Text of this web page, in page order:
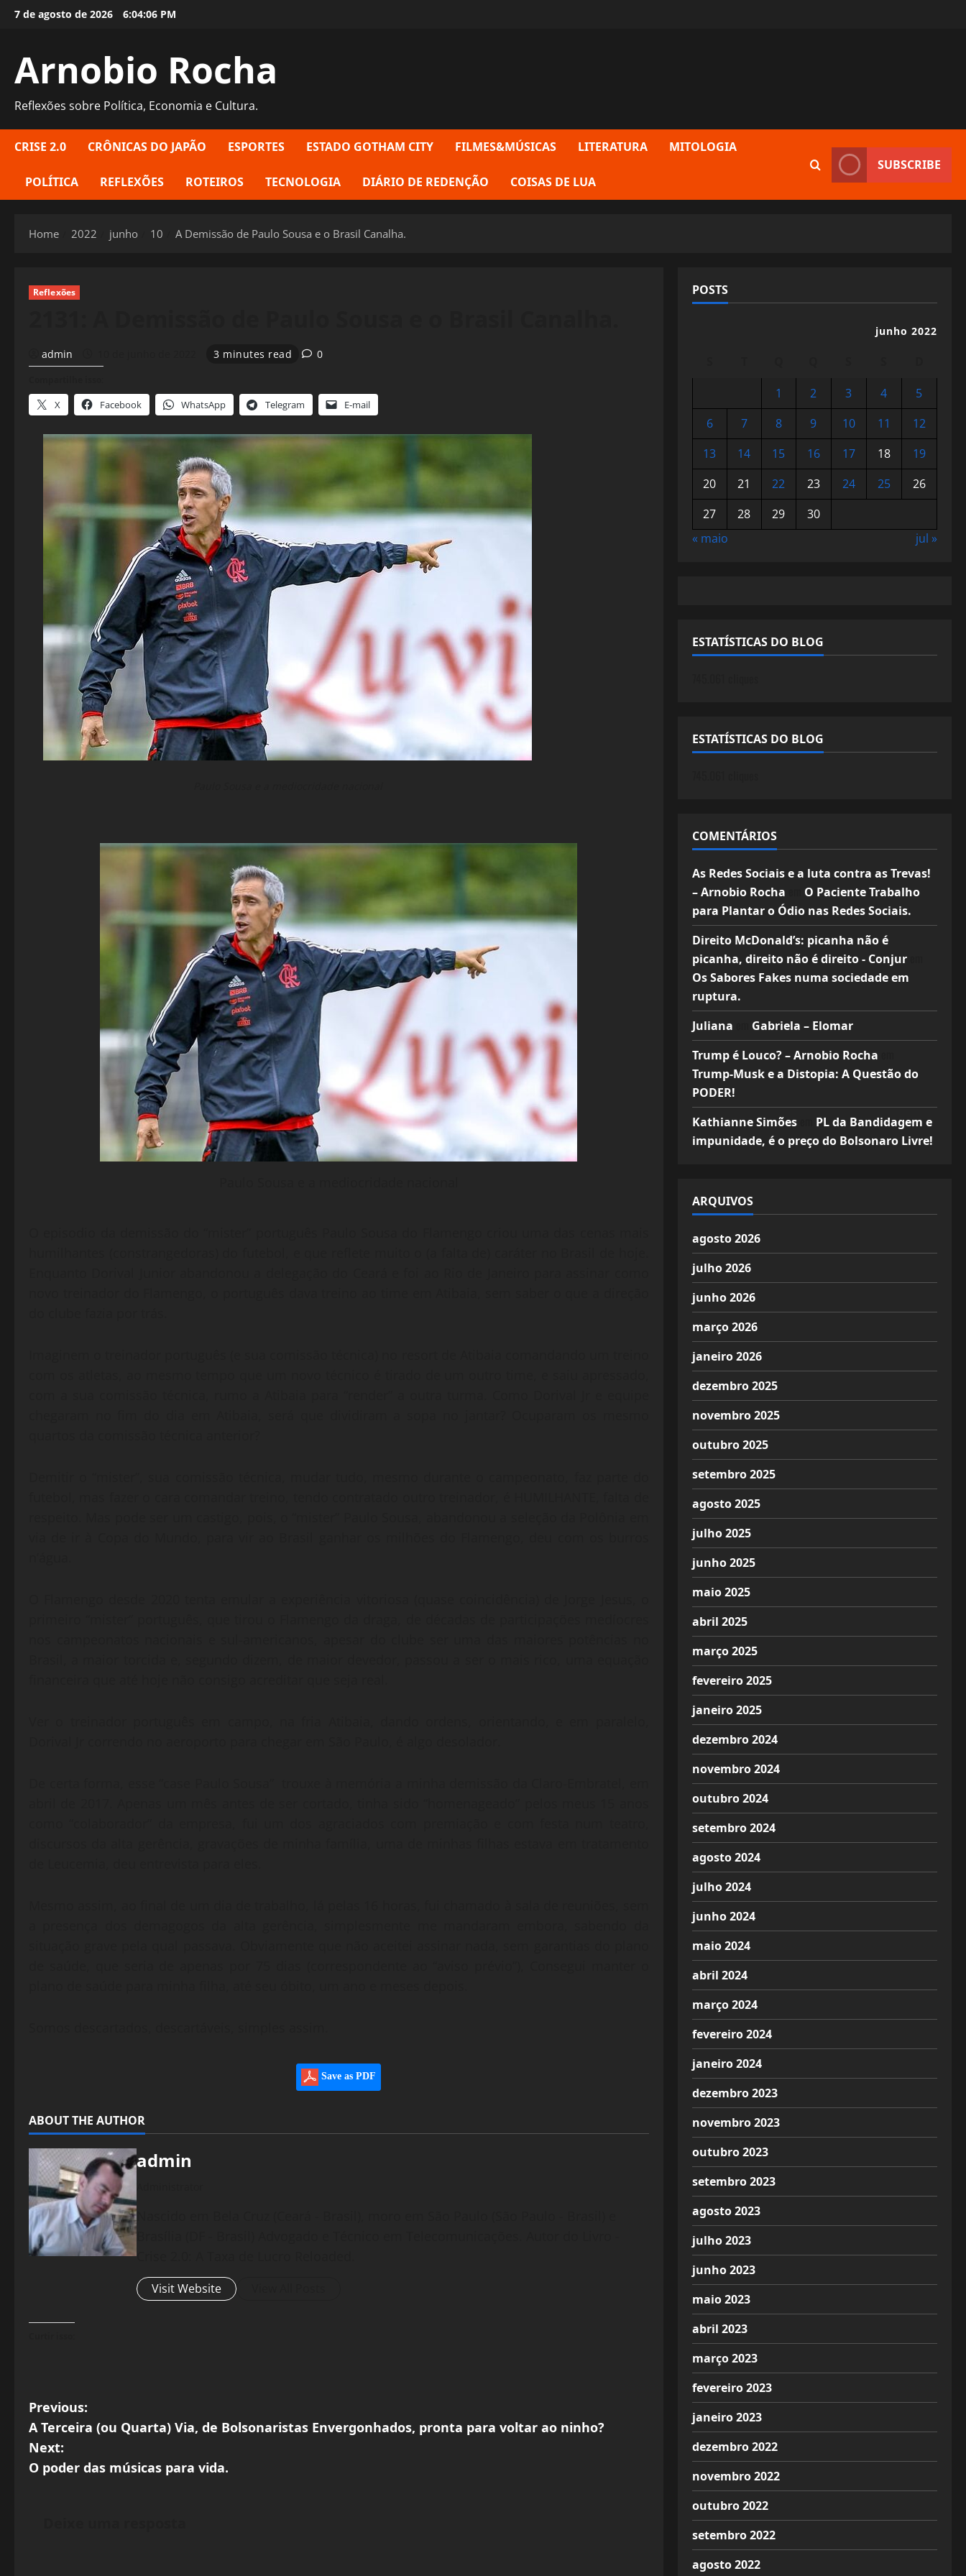
Skip7 de agosto de 2026 6:04:08 PM
Arnobio Rocha
Reflexões sobre Política, Economia e Cultura.
CRISE 2.0 CRÔNICAS DO JAPÃO ESPORTES ESTADO GOTHAM CITY FILMES&MÚSICAS LITERATURA MITOLOGIA
POLÍTICA REFLEXÕES ROTEIROS TECNOLOGIA DIÁRIO DE REDENÇÃO COISAS DE LUA
SUBSCRIBE
Home 2022 junho 10 A Demissão de Paulo Sousa e o Brasil Canalha.
Reflexões
admin 3 minutes read 0
X Facebook WhatsApp Telegram E-mail
Save as PDF
ABOUT THE AUTHOR
admin
Visit Website
P
o
s
Previous:
A Terceira (ou Quarta) Via, de Bolsonaristas Envergonhados, pronta para voltar ao ninho?
Next:
O poder das músicas para vida.
POSTS
junho 2022
1
2 3 4
5
6
7 8 9 10 11
12
13
14 15 16 17 18
19
20
21 22 23 24 25
26
27
28 29
30
« maio
jul »
ESTATÍSTICAS DO BLOG
ESTATÍSTICAS DO BLOG
COMENTÁRIOS
As Redes Sociais e a luta contra as Trevas!
– Arnobio Rocha
O Paciente Trabalho
para Plantar o Ódio nas Redes Sociais.
Direito McDonald’s: picanha não é
picanha, direito não é direito - Conjurem
Os Sabores Fakes numa sociedade em
ruptura.
Juliana
Gabriela – Elomar
Trump é Louco? – Arnobio Rocha
Trump-Musk e a Distopia: A Questão do
PODER!
Kathianne Simõesem
PL da Bandidagem e
impunidade, é o preço do Bolsonaro Livre!
ARQUIVOS
agosto 2026
julho 2026
junho 2026
março 2026
janeiro 2026
dezembro 2025
novembro 2025
outubro 2025
setembro 2025
agosto 2025
julho 2025
junho 2025
maio 2025
abril 2025
março 2025
fevereiro 2025
janeiro 2025
dezembro 2024
novembro 2024
outubro 2024
setembro 2024
agosto 2024
julho 2024
junho 2024
maio 2024
abril 2024
março 2024
fevereiro 2024
janeiro 2024
dezembro 2023
novembro 2023
outubro 2023
setembro 2023
agosto 2023
julho 2023
junho 2023
maio 2023
abril 2023
março 2023
fevereiro 2023
janeiro 2023
dezembro 2022
novembro 2022
outubro 2022
setembro 2022
agosto 2022